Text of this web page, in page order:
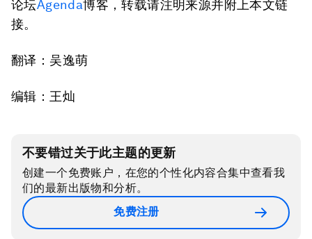
论坛Agenda博客，转载请注明来源并附上本文链
接。
翻译：吴逸萌
编辑：王灿
不要错过关于此主题的更新
创建一个免费账户，在您的个性化内容合集中查看我
们的最新出版物和分析。
免费注册